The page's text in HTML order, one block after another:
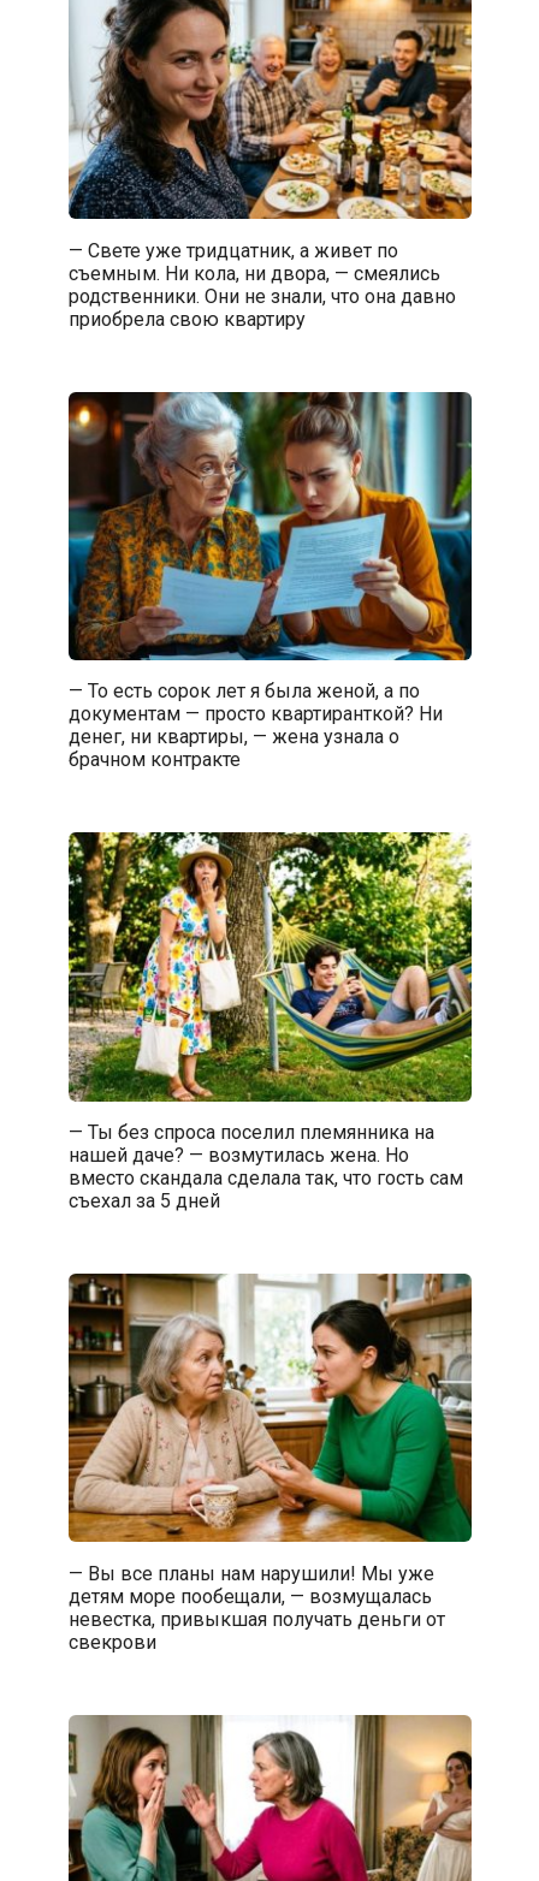
— Свете уже тридцатник, а живет по
съемным. Ни кола, ни двора, — смеялись
родственники. Они не знали, что она давно
приобрела свою квартиру
— То есть сорок лет я была женой, а по
документам — просто квартиранткой? Ни
денег, ни квартиры, — жена узнала о
брачном контракте
— Ты без спроса поселил племянника на
нашей даче? — возмутилась жена. Но
вместо скандала сделала так, что гость сам
съехал за 5 дней
— Вы все планы нам нарушили! Мы уже
детям море пообещали, — возмущалась
невестка, привыкшая получать деньги от
свекрови